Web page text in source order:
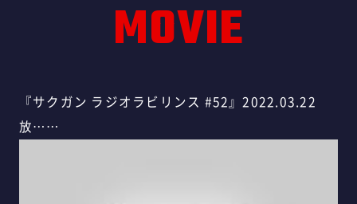
MOVIE
『サクガン ラジオラビリンス #52』2022.03.22
放……